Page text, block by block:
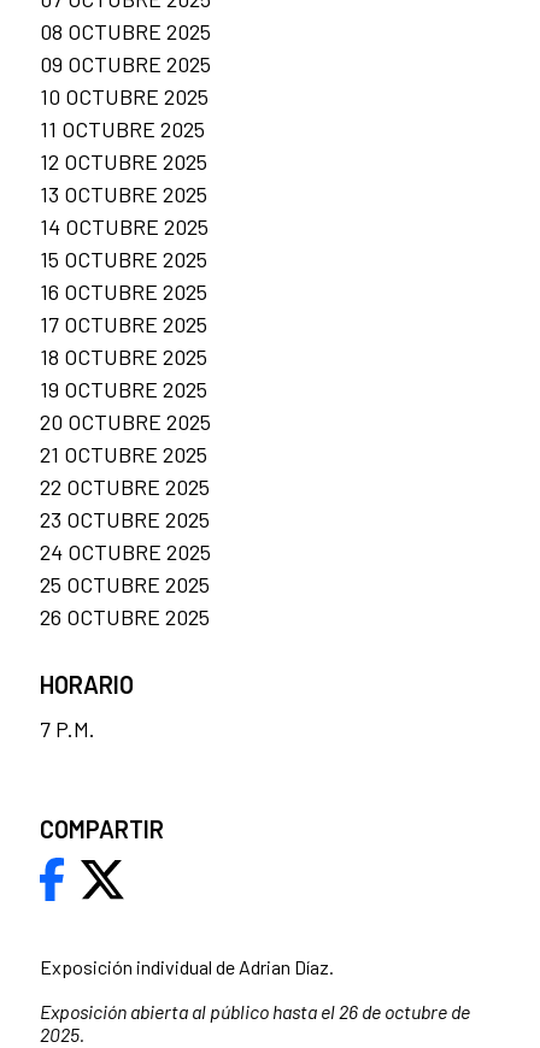
Exposición individual de Adrian Díaz.
Exposición abierta al público hasta el 26 de octubre de
2025.
08 OCTUBRE 2025
09 OCTUBRE 2025
10 OCTUBRE 2025
11 OCTUBRE 2025
12 OCTUBRE 2025
13 OCTUBRE 2025
14 OCTUBRE 2025
15 OCTUBRE 2025
16 OCTUBRE 2025
17 OCTUBRE 2025
18 OCTUBRE 2025
19 OCTUBRE 2025
20 OCTUBRE 2025
21 OCTUBRE 2025
22 OCTUBRE 2025
23 OCTUBRE 2025
24 OCTUBRE 2025
25 OCTUBRE 2025
26 OCTUBRE 2025
HORARIO
7 P.M.
COMPARTIR